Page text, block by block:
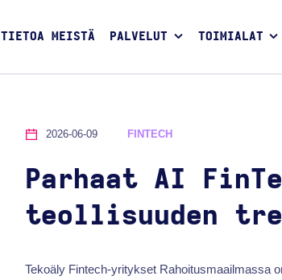
TIETOA MEISTÄ PALVELUT TOIMIALAT
2026-06-09 FINTECH
Parhaat AI
teollisuuden
Tekoäly Fintech-yritykset Rahoitusmaailmassa